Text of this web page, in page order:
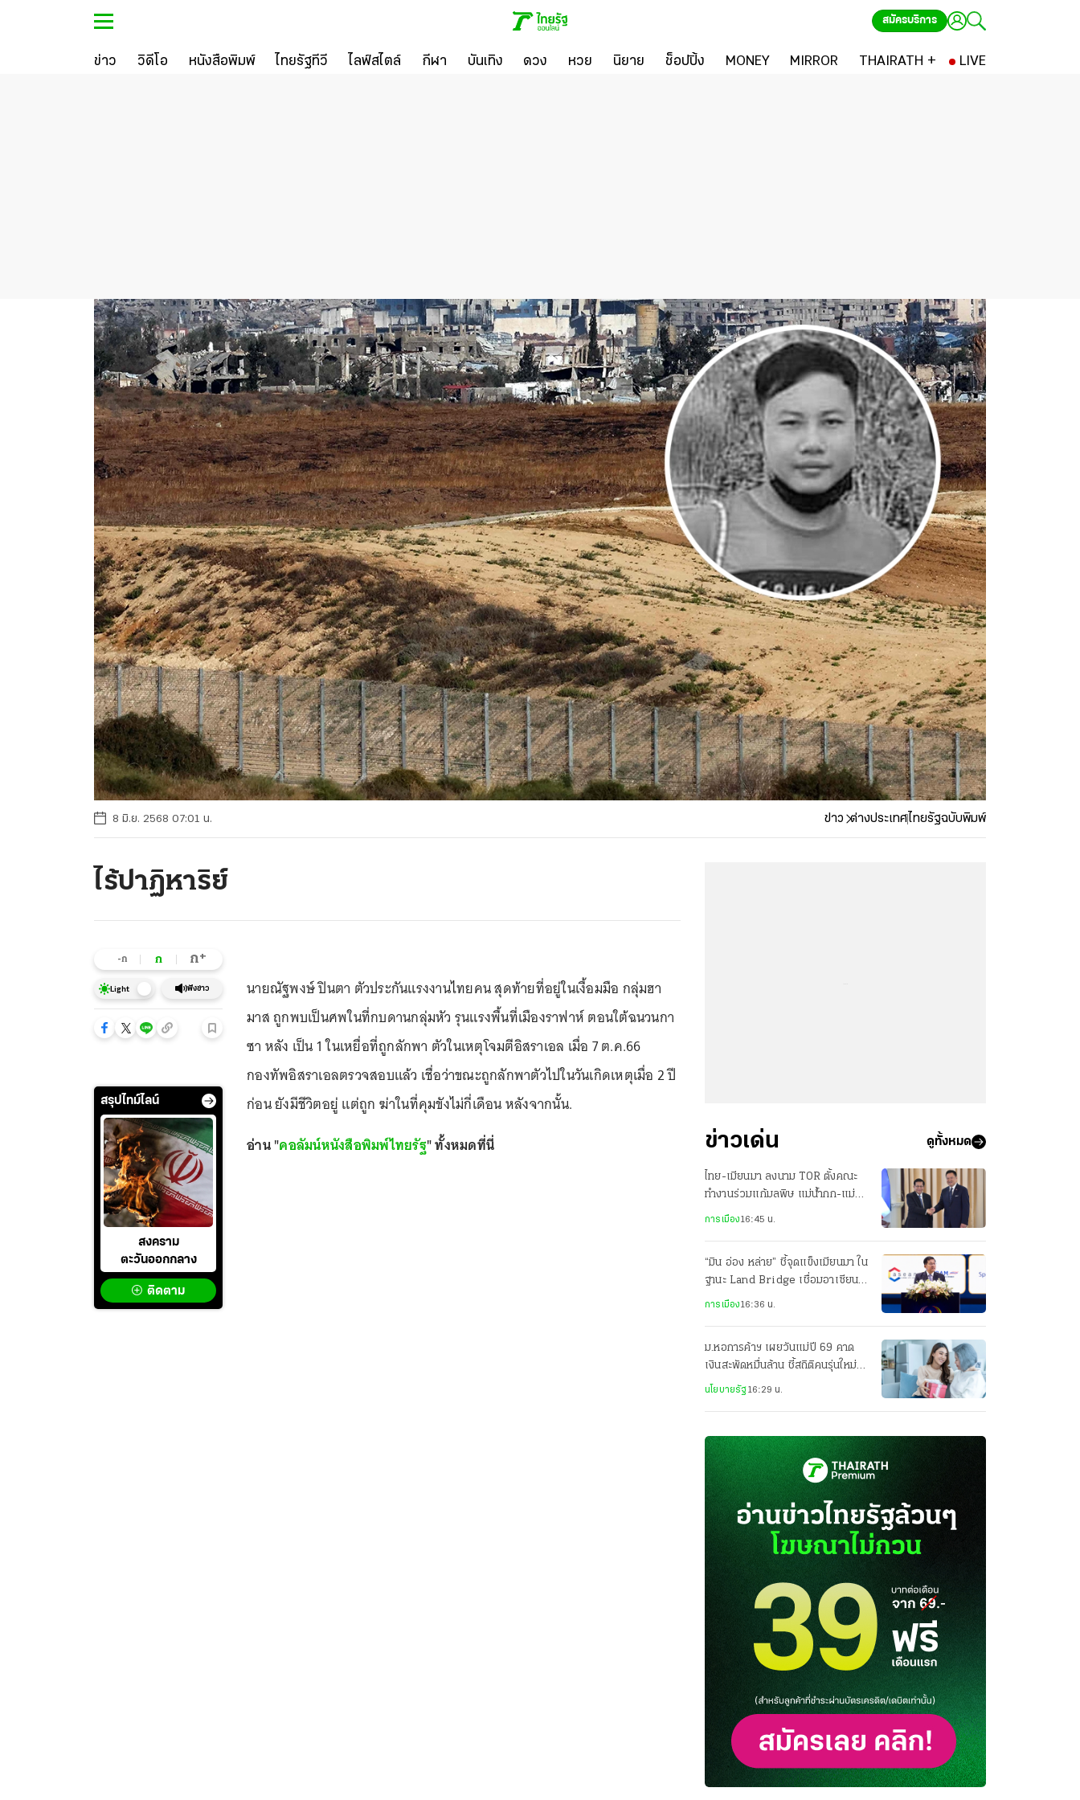
สมัครบริการ
ข่าว วิดีโอ หนังสือพิมพ์ ไทยรัฐทีวี ไลฟ์สไตล์ กีฬา บันเทิง ดวง หวย นิยาย ช็อปปิ้ง MONEY MIRROR THAIRATH + LIVE
8 มิ.ย. 2568 07:01 น. ข่าว ต่างประเทศไทยรัฐฉบับพิมพ์
ไร้ปาฏิหาริย์
-ก ก ก+
Light ฟังข่าว
สรุปไทม์ไลน์
สงคราม
ตะวันออกกลาง
ติดตาม
นายณัฐพงษ์ ปินตา ตัวประกันแรงงานไทยคน สุดท้ายที่อยู่ในเงื้อมมือ กลุ่มฮา
มาส ถูกพบเป็นศพในที่กบดานกลุ่มหัว รุนแรงพื้นที่เมืองราฟาห์ ตอนใต้ฉนวนกา
ซา หลัง เป็น 1 ในเหยื่อที่ถูกลักพา ตัวในเหตุโจมตีอิสราเอล เมื่อ 7 ต.ค.66
กองทัพอิสราเอลตรวจสอบแล้ว เชื่อว่าขณะถูกลักพาตัวไปในวันเกิดเหตุเมื่อ 2 ปี
ก่อน ยังมีชีวิตอยู่ แต่ถูก ฆ่าในที่คุมขังไม่กี่เดือน หลังจากนั้น.
อ่าน "คอลัมน์หนังสือพิมพ์ไทยรัฐ" ทั้งหมดที่นี่ ข่าวเด่น ดูทั้งหมด
ไทย-เมียนมา ลงนาม TOR ตั้งคณะ
ทำงานร่วมแก้มลพิษ แม่น้ำกก-แม่น้ำ
การเมือง16:45 น.
“มิน อ่อง หล่าย” ชี้จุดแข็งเมียนมา ใน
ฐานะ Land Bridge เชื่อมอาเซียน-
เอเชียตะวันออก
การเมือง16:36 น.
ม.หอการค้าฯ เผยวันแม่ปี 69 คาด
เงินสะพัดหมื่นล้าน ชี้สถิติคนรุ่นใหม่ไม่
อยากมีลูก
นโยบายรัฐ16:29 น.